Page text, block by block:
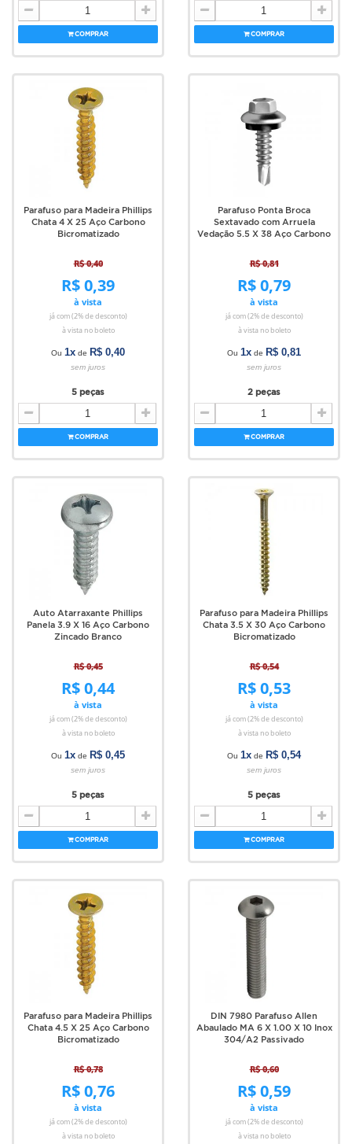
COMPRAR COMPRAR
Parafuso para Madeira Phillips
Chata 4 X 25 Aço Carbono
Bicromatizado
R$ 0,40
R$ 0,39
à vista
já com (2% de desconto)
à vista no boleto
Ou 1x de R$ 0,40
sem juros
5 peças
COMPRAR
Parafuso Ponta Broca
Sextavado com Arruela
Vedação 5.5 X 38 Aço Carbono
R$ 0,81
R$ 0,79
à vista
já com (2% de desconto)
à vista no boleto
Ou 1x de R$ 0,81
sem juros
2 peças
COMPRAR
Auto Atarraxante Phillips
Panela 3.9 X 16 Aço Carbono
Zincado Branco
R$ 0,45
R$ 0,44
à vista
já com (2% de desconto)
à vista no boleto
Ou 1x de R$ 0,45
sem juros
5 peças
COMPRAR
Parafuso para Madeira Phillips
Chata 3.5 X 30 Aço Carbono
Bicromatizado
R$ 0,54
R$ 0,53
à vista
já com (2% de desconto)
à vista no boleto
Ou 1x de R$ 0,54
sem juros
5 peças
COMPRAR
Parafuso para Madeira Phillips
Chata 4.5 X 25 Aço Carbono
Bicromatizado
R$ 0,78
R$ 0,76
à vista
já com (2% de desconto)
à vista no boleto
DIN 7980 Parafuso Allen
Abaulado MA 6 X 1.00 X 10 Inox
304/A2 Passivado
R$ 0,60
R$ 0,59
à vista
já com (2% de desconto)
à vista no boleto